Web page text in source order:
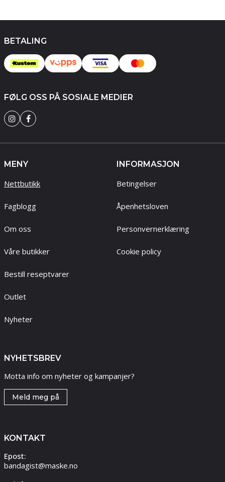
BETALING
FØLG OSS PÅ SOSIALE MEDIER
MENY
Nettbutikk
Fagblogg
Om oss
Våre butikker
Bestill reseptvarer
Outlet
Nyheter
INFORMASJON
Betingelser
Åpenhetsloven
Personvernerklæring
Cookie policy
NYHETSBREV
Motta info om nyheter og kampanjer?
Meld meg på
KONTAKT
Epost:
bandagist@maske.no